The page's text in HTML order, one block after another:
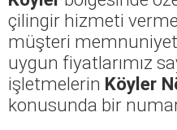
çilingir hizmeti
müşteri
uygun fiyatlarımız
işletmelerin Köyler
konusunda bir